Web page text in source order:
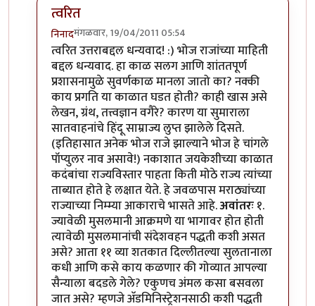
त्वरित
निनादमंगळवार, 19/04/2011 05:54
In reply toसर्वांना धन्यवाद.byपैसा
त्वरित उत्तराबद्दल धन्यवाद! :) भोज राजांच्या माहिती
बद्दल धन्यवाद. हा काळ सलग आणि शांततपूर्ण
प्रशासनामुळे सुवर्णकाळ मानला जातो का? नक्की
काय प्रगति या काळात घडत होती? काही खास असे
लेखन, ग्रंथ, तत्त्वज्ञान वगैरे? कारण या सुमाराला
सातवाहनांचे हिंदू साम्राज्य लुप्त झालेले दिसते.
(इतिहासात अनेक भोज राजे झाल्याने भोज हे चांगले
पॉप्युलर नाव असावे!) नकाशात जयकेशीच्या काळात
कदंबांचा राज्यविस्तार पाहता किती मोठे राज्य त्यांच्या
ताब्यात होते हे लक्षात येते. हे जवळपास मराठ्यांच्या
राज्याच्या निम्म्या आकाराचे भासते आहे.अवांतरः१.
ज्यावेळी मुसलमानी आक्रमणे या भागावर होत होती
त्यावेळी मुसलमानांची संदेशवहन पद्धती कशी असत
असे? आता ११ व्या शतकात दिल्लीतल्या सुलतानाला
कधी आणि कसे काय कळणार की गोव्यात आपल्या
सैन्याला बदडले गेले? एकुणच अंमल कसा बसवला
जात असे? म्हणजे अ‍ॅडमिनिस्ट्रेशनसाठी कशी पद्धती